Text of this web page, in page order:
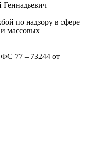
Геннадьевич
по надзору в сфере
массовых
77 – 73244 от